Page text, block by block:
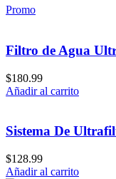
Promo
Filtro de Agua
$180.99
Añadir al carrito
Sistema De
$128.99
Añadir al carrito